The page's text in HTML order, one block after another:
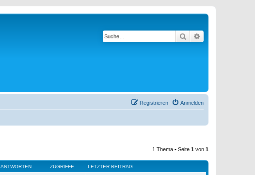
Suche
Anmelden
Registrieren
1 Thema • Seite 1 von 1
ANTWORTEN ZUGRIFFE LETZTER BEITRAG